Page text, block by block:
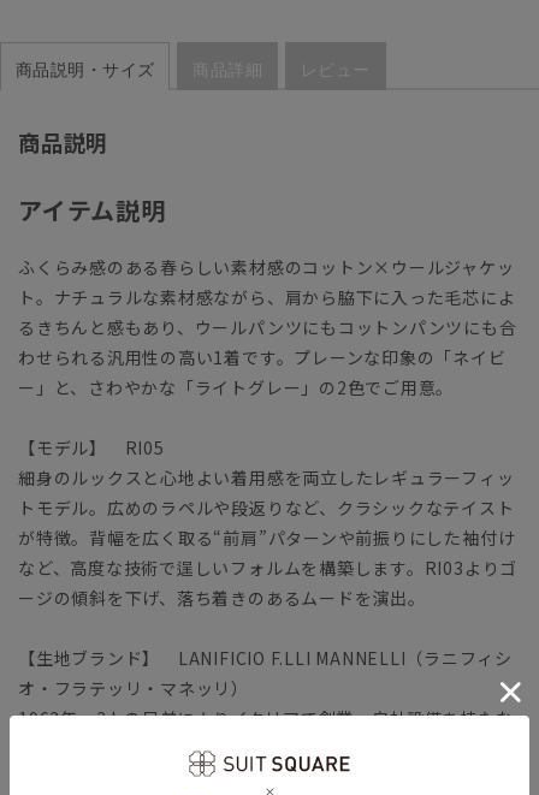
商品説明・サイズ 商品詳細 レビュー
商品説明
アイテム説明
ふくらみ感のある春らしい素材感のコットン×ウールジャケッ
ト。ナチュラルな素材感ながら、肩から脇下に入った毛芯によ
るきちんと感もあり、ウールパンツにもコットンパンツにも合
わせられる汎用性の高い1着です。プレーンな印象の「ネイビ
ー」と、さわやかな「ライトグレー」の2色でご用意。
【モデル】 RI05
細身のルックスと心地よい着用感を両立したレギュラーフィッ
トモデル。広めのラペルや段返りなど、クラシックなテイスト
が特徴。背幅を広く取る“前肩”パターンや前振りにした袖付け
など、高度な技術で逞しいフォルムを構築します。RI03よりゴ
ージの傾斜を下げ、落ち着きのあるムードを演出。
【生地ブランド】 LANIFICIO F.LLI MANNELLI（ラニフィシ
オ・フラテッリ・マネッリ）
1963年、3人の兄弟によりイタリアで創業。自社設備を持たな
い小さなカンパニーながら、長年提携している製造工場との非
常に強力な協業関係により、上質な生地を生み出しています。